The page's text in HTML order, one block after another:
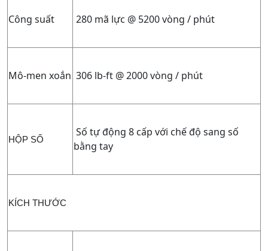
Công suất 280 mã lực @ 5200 vòng / phút
Mô-men xoắn 306 lb-ft @ 2000 vòng / phút
HỘP SỐ
Số tự động 8 cấp với chế độ sang số
bằng tay
KÍCH THƯỚC